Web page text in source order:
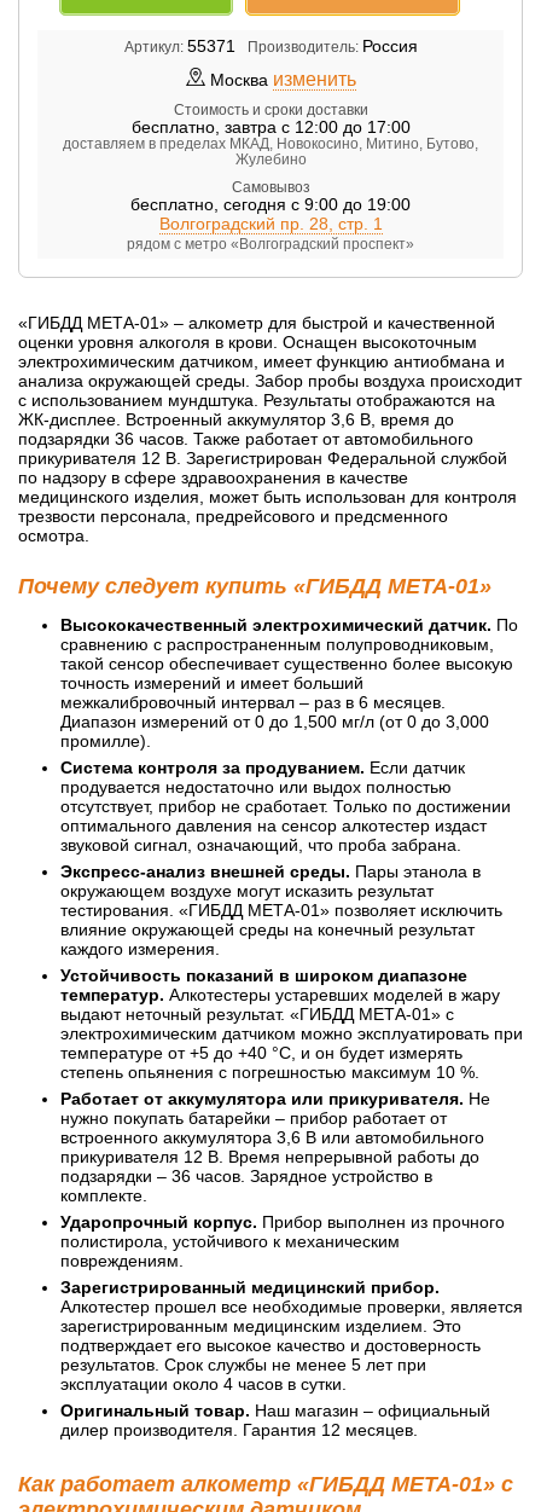
Артикул: 55371 Производитель: Россия
Москва изменить
Стоимость и сроки доставки
бесплатно, завтра с 12:00 до 17:00
доставляем в пределах МКАД, Новокосино, Митино, Бутово,
Жулебино
Самовывоз
бесплатно сегодня с 9:00 до 19:00
Волгоградский пр. 28, стр. 1
рядом с метро «Волгоградский проспект»
«ГИБДД МЕТА-01» – алкометр для быстрой и качественной
оценки уровня алкоголя в крови. Оснащен высокоточным
электрохимическим датчиком, имеет функцию антиобмана и
анализа окружающей среды. Забор пробы воздуха происходит
с использованием мундштука. Результаты отображаются на
ЖК-дисплее. Встроенный аккумулятор 3,6 В, время до
подзарядки 36 часов. Также работает от автомобильного
прикуривателя 12 В. Зарегистрирован Федеральной службой
по надзору в сфере здравоохранения в качестве
медицинского изделия, может быть использован для контроля
трезвости персонала, предрейсового и предсменного
осмотра.
Почему следует купить «ГИБДД МЕТА-01»
Высококачественный электрохимический датчик. По
сравнению с распространенным полупроводниковым,
такой сенсор обеспечивает существенно более высокую
точность измерений и имеет больший
межкалибровочный интервал – раз в 6 месяцев.
Диапазон измерений от 0 до 1,500 мг/л (от 0 до 3,000
промилле).
Система контроля за продуванием. Если датчик
продувается недостаточно или выдох полностью
отсутствует, прибор не сработает. Только по достижении
оптимального давления на сенсор алкотестер издаст
звуковой сигнал, означающий, что проба забрана.
Экспресс-анализ внешней среды. Пары этанола в
окружающем воздухе могут исказить результат
тестирования. «ГИБДД МЕТА-01» позволяет исключить
влияние окружающей среды на конечный результат
каждого измерения.
Устойчивость показаний в широком диапазоне
температур. Алкотестеры устаревших моделей в жару
выдают неточный результат. «ГИБДД МЕТА-01» с
электрохимическим датчиком можно эксплуатировать при
температуре от +5 до +40 °С, и он будет измерять
степень опьянения с погрешностью максимум 10 %.
Работает от аккумулятора или прикуривателя. Не
нужно покупать батарейки – прибор работает от
встроенного аккумулятора 3,6 В или автомобильного
прикуривателя 12 В. Время непрерывной работы до
подзарядки – 36 часов. Зарядное устройство в
комплекте.
Ударопрочный корпус. Прибор выполнен из прочного
полистирола, устойчивого к механическим
повреждениям.
Зарегистрированный медицинский прибор.
Алкотестер прошел все необходимые проверки, является
зарегистрированным медицинским изделием. Это
подтверждает его высокое качество и достоверность
результатов. Срок службы не менее 5 лет при
эксплуатации около 4 часов в сутки.
Оригинальный товар. Наш магазин – официальный
дилер производителя. Гарантия 12 месяцев.
Как работает алкометр «ГИБДД МЕТА-01» с